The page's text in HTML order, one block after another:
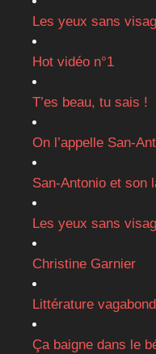
Les yeux sans
Hot vidéo n°1
T’es beau, tu sais !
On l’appelle San-
San-Antonio et son
Les yeux sans
Christine Garnier
Littérature
Ça baigne dans le